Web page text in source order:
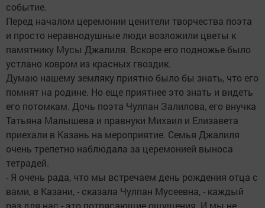
событие.
Перед началом церемонии ценители творчества поэта
и просто неравнодушные люди возложили цветы к
памятнику Мусы Джалиля. Вскоре его подножье было
устлано ковром из красных гвоздик.
Думаю нашему земляку приятно было бы знать, что его
помнят на родине. Но еще приятнее это знать и видеть
его потомкам. Дочь поэта Чулпан Залилова, его внучка
Татьяна Малышева и правнуки Михаил и Елизавета
приехали в Казань на мероприятие. Семья Джалиля
очень трепетно наблюдала за церемонией выноса
тетрадей.
- Я очень рада, что мы встречаем день рождения отца с
вами, в Казани, - сказала Чулпан Мусеевна, - каждый